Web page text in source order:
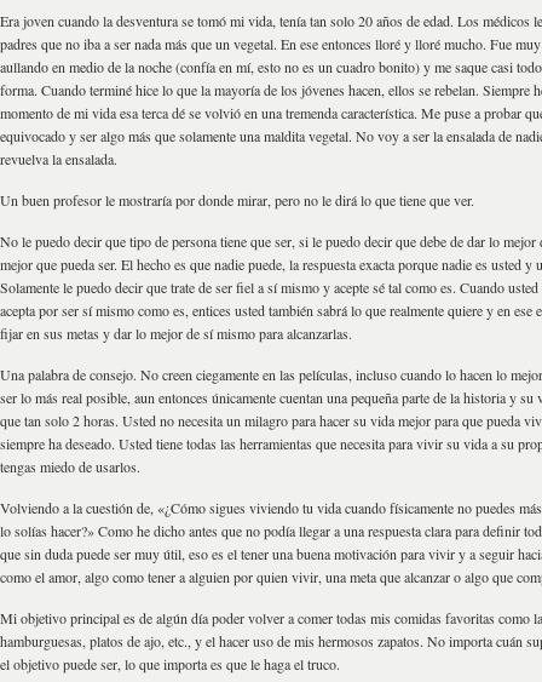
Era joven cuando la desventura se tomó mi vida, tenía tan solo 20 años de edad. Los médicos
padres que no iba a ser nada más que un vegetal. En ese entonces lloré y lloré mucho. Fue
aullando en medio de la noche (confía en mí, esto no es un cuadro bonito) y me saque casi
forma. Cuando terminé hice lo que la mayoría de los jóvenes hacen, ellos se rebelan. Siempre
momento de mi vida esa terca dé se volvió en una tremenda característica. Me puse a probar
equivocado y ser algo más que solamente una maldita vegetal. No voy a ser la ensalada de
revuelva la ensalada.
Un buen profesor le mostraría por donde mirar, pero no le dirá lo que tiene que ver.
No le puedo decir que tipo de persona tiene que ser, si le puedo decir que debe de dar lo
mejor que pueda ser. El hecho es que nadie puede, la respuesta exacta porque nadie es usted y
Solamente le puedo decir que trate de ser fiel a sí mismo y acepte sé tal como es. Cuando
acepta por ser sí mismo como es, entices usted también sabrá lo que realmente quiere y en ese
fijar en sus metas y dar lo mejor de sí mismo para alcanzarlas.
Una palabra de consejo. No creen ciegamente en las películas, incluso cuando lo hacen lo
ser lo más real posible, aun entonces únicamente cuentan una pequeña parte de la historia y su
que tan solo 2 horas. Usted no necesita un milagro para hacer su vida mejor para que pueda
siempre ha deseado. Usted tiene todas las herramientas que necesita para vivir su vida a su
tengas miedo de usarlos.
Volviendo a la cuestión de, «¿Cómo sigues viviendo tu vida cuando físicamente no puedes
lo solías hacer?» Como he dicho antes que no podía llegar a una respuesta clara para definir
que sin duda puede ser muy útil, eso es el tener una buena motivación para vivir y a seguir
como el amor, algo como tener a alguien por quien vivir, una meta que alcanzar o algo que
Mi objetivo principal es de algún día poder volver a comer todas mis comidas favoritas como
hamburguesas, platos de ajo, etc., y el hacer uso de mis hermosos zapatos. No importa cuán
el objetivo puede ser, lo que importa es que le haga el truco.